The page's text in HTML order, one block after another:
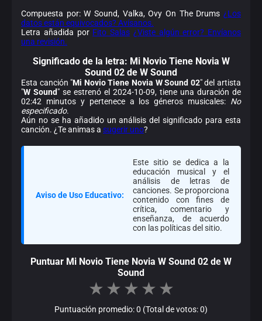
Compuesta por: W Sound, Valka, Ovy On The Drums ¿Los
datos están equivocados? Avísanos.
Letra añadida por Fito Salas ¿Viste algún error? Envíanos
una revisión.
Significado de la letra: Mi Novio Tiene Novia W
Sound 02 de W Sound
Esta canción "Mi Novio Tiene Novia W Sound 02" del artista
"W Sound" se estrenó el 2024-10-09, tiene una duración de
02:42 minutos y pertenece a los géneros musicales: No
especificado.
Aún no se ha añadido un análisis del significado para esta
canción. ¿Te animas a sugerir uno?
Aviso de Uso Educativo:
Este sitio se dedica a la
educación musical y el
análisis de letras de
canciones. Se proporciona
contenido con fines de
crítica, comentario y
enseñanza, de acuerdo
con las políticas del sitio.
Puntuar Mi Novio Tiene Novia W Sound 02 de W
Sound
★ ★ ★ ★ ★
Puntuación promedio: 0 (Total de votos: 0)